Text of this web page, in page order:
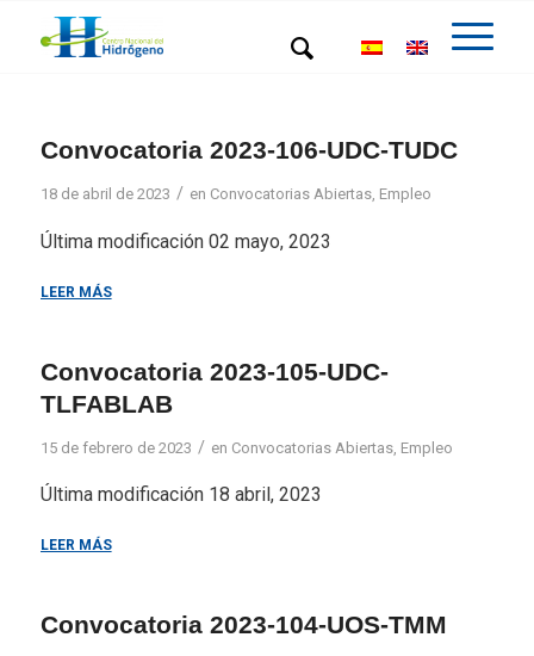
Convocatoria 2023-106-UDC-TUDC
18 de abril de 2023 / en Convocatorias Abiertas, Empleo
Última modificación 02 mayo, 2023
LEER MÁS
Convocatoria 2023-105-UDC-
TLFABLAB
15 de febrero de 2023 / en Convocatorias Abiertas, Empleo
Última modificación 18 abril, 2023
LEER MÁS
Convocatoria 2023-104-UOS-TMM